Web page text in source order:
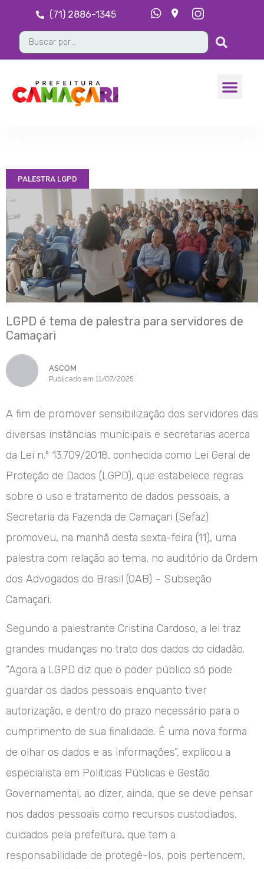
(71) 2886-1345
PALESTRA LGPD
LGPD é tema de palestra para servidores de
Camaçari
ASCOM
Publicado em 11/07/2025
A fim de promover sensibilização dos servidores das
diversas instâncias municipais e secretarias acerca
da Lei n.º 13.709/2018, conhecida como Lei Geral de
Proteção de Dados (LGPD), que estabelece regras
sobre o uso e tratamento de dados pessoais, a
Secretaria da Fazenda de Camaçari (Sefaz)
promoveu, na manhã desta sexta-feira (11), uma
palestra com relação ao tema, no auditório da Ordem
dos Advogados do Brasil (OAB) – Subseção
Camaçari.
Segundo a palestrante Cristina Cardoso, a lei traz
grandes mudanças no trato dos dados do cidadão.
“Agora a LGPD diz que o poder público só pode
guardar os dados pessoais enquanto tiver
autorização, e dentro do prazo necessário para o
cumprimento de sua finalidade. É uma nova forma
de olhar os dados e as informações”, explicou a
especialista em Políticas Públicas e Gestão
Governamental, ao dizer, ainda, que se deve pensar
nos dados pessoais como recursos custodiados,
cuidados pela prefeitura, que tem a
responsabilidade de protegê-los, pois pertencem,